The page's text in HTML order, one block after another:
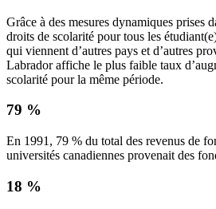
Grâce à des mesures dynamiques prises
droits de scolarité pour tous les
qui viennent d’autres pays et d’autres
Labrador affiche le plus faible taux
scolarité pour la même période.
79 %
En 1991, 79 % du total des revenus de
universités canadiennes provenait des
18 %